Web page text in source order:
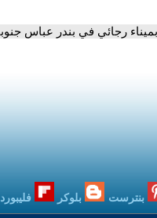
بنترست بلوكر فليبورد